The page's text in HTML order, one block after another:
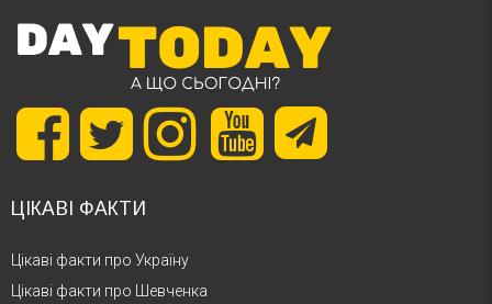
ЦІКАВІ ФАКТИ
Цікаві факти про Україну
Цікаві факти про Шевченка